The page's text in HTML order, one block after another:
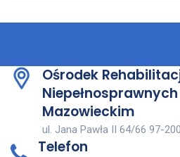
Ośrodek
Mazowieckim
ul. Jana Pawła II 64/66 97-
Telefon